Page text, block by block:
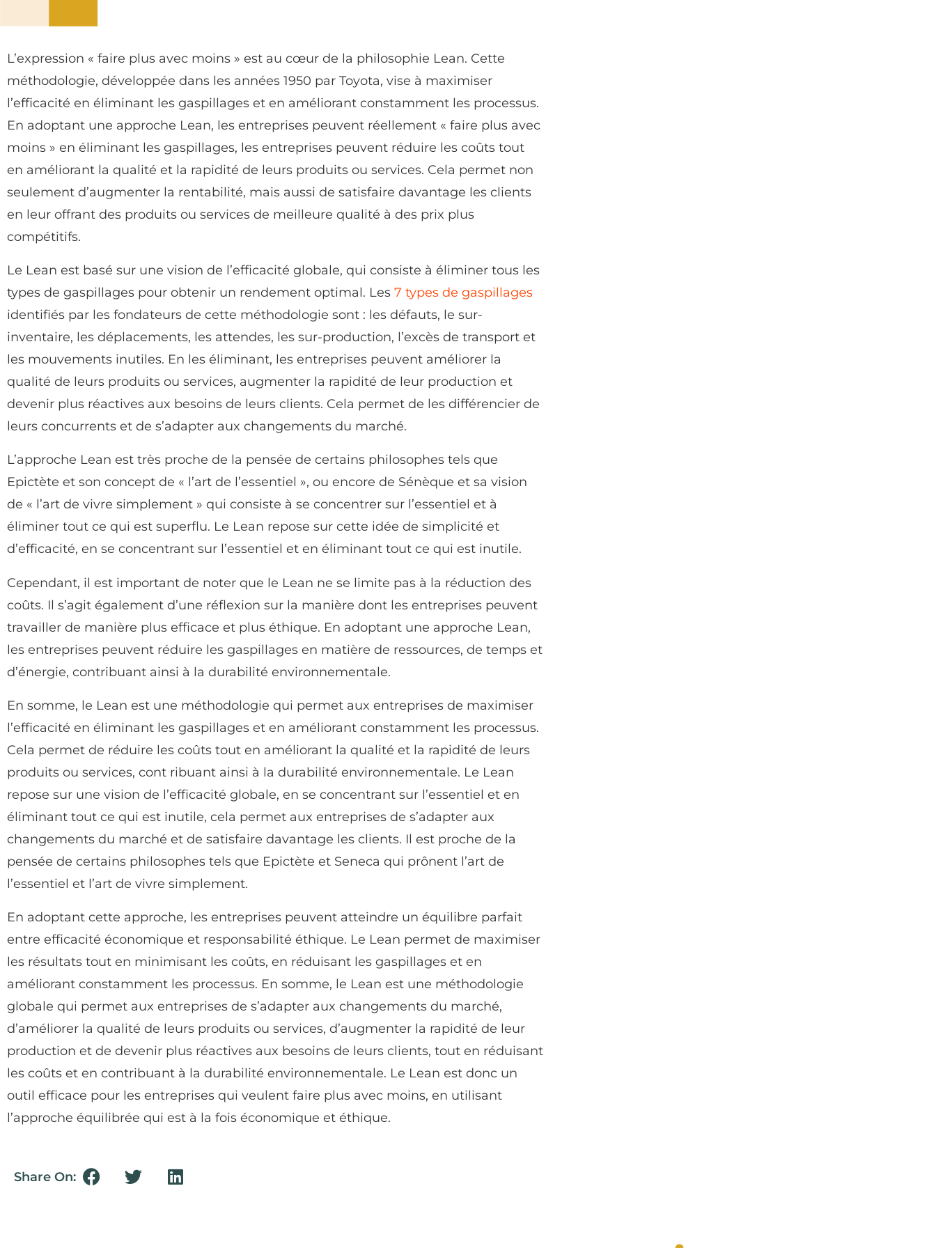
L’expression « faire plus avec moins » est au cœur de la philosophie Lean. Cette
méthodologie, développée dans les années 1950 par Toyota, vise à maximiser
l’efficacité en éliminant les gaspillages et en améliorant constamment les processus.
En adoptant une approche Lean, les entreprises peuvent réellement « faire plus avec
moins » en éliminant les gaspillages, les entreprises peuvent réduire les coûts tout
en améliorant la qualité et la rapidité de leurs produits ou services. Cela permet non
seulement d’augmenter la rentabilité, mais aussi de satisfaire davantage les clients
en leur offrant des produits ou services de meilleure qualité à des prix plus
compétitifs.
Le Lean est basé sur une vision de l’efficacité globale, qui consiste à éliminer tous les
types de gaspillages pour obtenir un rendement optimal. Les 7 types de gaspillages
identifiés par les fondateurs de cette méthodologie sont : les défauts, le sur-
inventaire, les déplacements, les attendes, les sur-production, l’excès de transport et
les mouvements inutiles. En les éliminant, les entreprises peuvent améliorer la
qualité de leurs produits ou services, augmenter la rapidité de leur production et
devenir plus réactives aux besoins de leurs clients. Cela permet de les différencier de
leurs concurrents et de s’adapter aux changements du marché.
L’approche Lean est très proche de la pensée de certains philosophes tels que
Epictète et son concept de « l’art de l’essentiel », ou encore de Sénèque et sa vision
de « l’art de vivre simplement » qui consiste à se concentrer sur l’essentiel et à
éliminer tout ce qui est superflu. Le Lean repose sur cette idée de simplicité et
d’efficacité, en se concentrant sur l’essentiel et en éliminant tout ce qui est inutile.
Cependant, il est important de noter que le Lean ne se limite pas à la réduction des
coûts. Il s’agit également d’une réflexion sur la manière dont les entreprises peuvent
travailler de manière plus efficace et plus éthique. En adoptant une approche Lean,
les entreprises peuvent réduire les gaspillages en matière de ressources, de temps et
d’énergie, contribuant ainsi à la durabilité environnementale.
En somme, le Lean est une méthodologie qui permet aux entreprises de maximiser
l’efficacité en éliminant les gaspillages et en améliorant constamment les processus.
Cela permet de réduire les coûts tout en améliorant la qualité et la rapidité de leurs
produits ou services, cont ribuant ainsi à la durabilité environnementale. Le Lean
repose sur une vision de l’efficacité globale, en se concentrant sur l’essentiel et en
éliminant tout ce qui est inutile, cela permet aux entreprises de s’adapter aux
changements du marché et de satisfaire davantage les clients. Il est proche de la
pensée de certains philosophes tels que Epictète et Seneca qui prônent l’art de
l’essentiel et l’art de vivre simplement.
En adoptant cette approche, les entreprises peuvent atteindre un équilibre parfait
entre efficacité économique et responsabilité éthique. Le Lean permet de maximiser
les résultats tout en minimisant les coûts, en réduisant les gaspillages et en
améliorant constamment les processus. En somme, le Lean est une méthodologie
globale qui permet aux entreprises de s’adapter aux changements du marché,
d’améliorer la qualité de leurs produits ou services, d’augmenter la rapidité de leur
production et de devenir plus réactives aux besoins de leurs clients, tout en réduisant
les coûts et en contribuant à la durabilité environnementale. Le Lean est donc un
outil efficace pour les entreprises qui veulent faire plus avec moins, en utilisant
l’approche équilibrée qui est à la fois économique et éthique.
Share On: